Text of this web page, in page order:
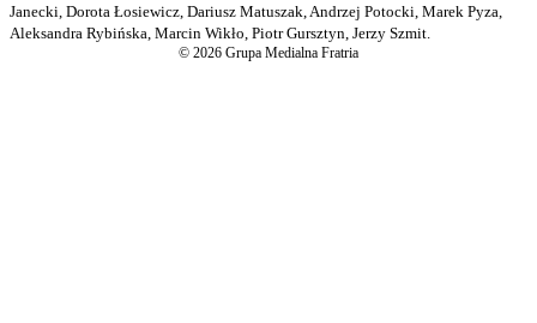
Janecki, Dorota Łosiewicz, Dariusz Matuszak, Andrzej Potocki, Marek Pyza,
Aleksandra Rybińska, Marcin Wikło, Piotr Gursztyn, Jerzy Szmit.
© 2026 Grupa Medialna Fratria